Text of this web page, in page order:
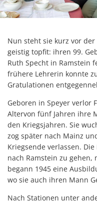
Nun steht sie kurz vor
geistig topfit: ihren 99.
Ruth Specht in Ramstein
frühere Lehrerin konnte
Gratulationen
Geboren in Speyer verlor
Altervon fünf Jahren ihre
den Kriegsjahren. Sie
zog später nach Mainz
Kriegsende verlassen.
nach Ramstein zu gehen,
begann 1945 eine
wo sie auch ihren Mann
Nach Stationen unter